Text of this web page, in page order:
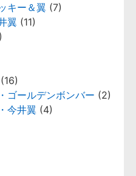
キー＆翼 (7)
翼 (11)
(16)
ゴールデンボンバー (2)
今井翼 (4)